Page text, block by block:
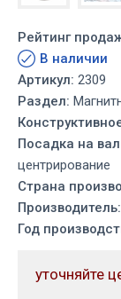
Рейтинг
В наличии
Артикул: 2309
Раздел:
Посадка на
центрирование
Страна
Производитель:
Год
уточняйте